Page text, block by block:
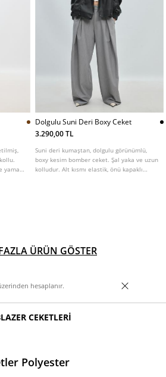
yama
Dolgulu Suni Deri Boxy Ceket
3.290,00 TL
Suni deri kumaştan, dolgulu görünümlü,
boxy kesim bomber ceket. Şal yaka ve uzun
kolludur. Alt kısmı elastik, önü kapaklı
ÜRÜN GÖSTER
hesaplanır.
CEKETLERI
Polyester